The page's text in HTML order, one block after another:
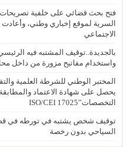
فتح بحث قضائي على خلفية تصريحات
السرية لموقع إخباري وطني،
الاجتماعي
بالجديدة..توقيف المشتبه فيه
واستخدام مفاتيح مزورة من داخل
المختبر الوطني للشرطة العلمية
يحصل على شهادة الاعتماد
التخصصات”ISO/CEI 17025
توقيف شخص يشتبه في تورطه في قضية
السياحي بدون رخصة